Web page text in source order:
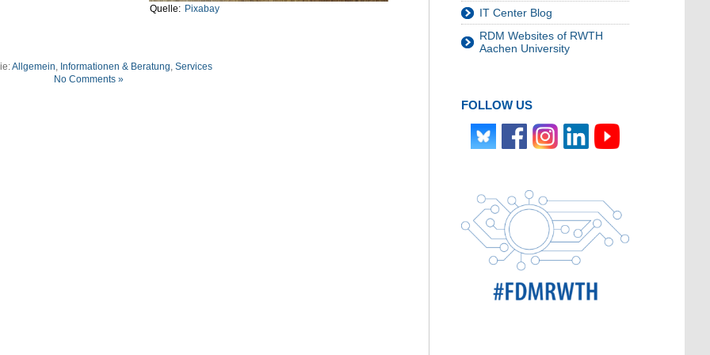
Quelle: Pixabay
Allgemein Informationen & Beratung Services
No Comments »
IT Center Blog
RDM Websites of RWTH
Aachen University
FOLLOW US